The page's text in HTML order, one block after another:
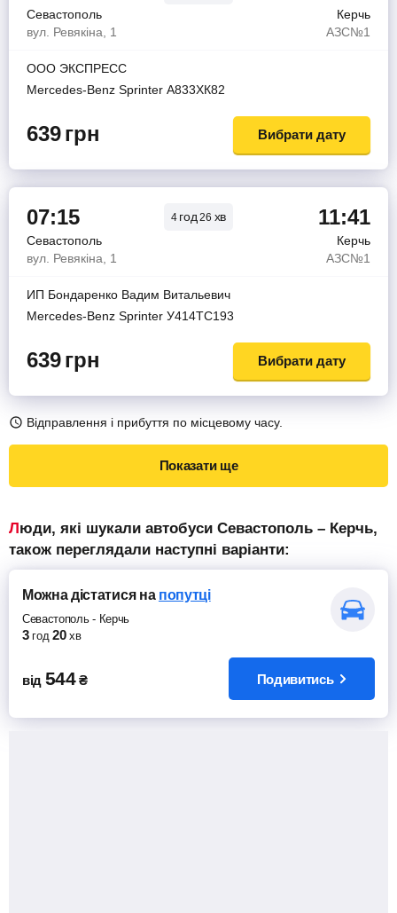
Севастополь
Керчь
вул. Ревякіна, 1
АЗС№1
ООО ЭКСПРЕСС
Mercedes-Benz Sprinter А833ХК82
639грн Вибрати дату
07:15 4 год26 хв 11:41
Севастополь
Керчь
вул. Ревякіна, 1
АЗС№1
ИП Бондаренко Вадим Витальевич
Mercedes-Benz Sprinter У414ТС193
639грн Вибрати дату
Відправлення і прибуття по місцевому часу.
Показати ще
Люди, які шукали автобуси Севастополь – Керчь,
також переглядали наступні варіанти:
Можна дістатисяна попутці
Севастополь- Керчь
3 год 20 хв
від 544 ₴ Подивитись